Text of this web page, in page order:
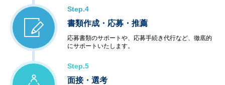
Step.4
書類作成・応募・推薦
応募書類のサポートや、応募手続き代行など、徹底的
にサポートいたします。
Step.5
面接・選考